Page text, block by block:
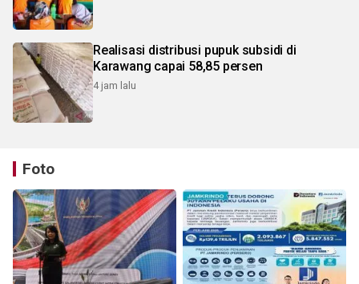
Realisasi distribusi pupuk subsidi di
Karawang capai 58,85 persen
4 jam lalu
Foto